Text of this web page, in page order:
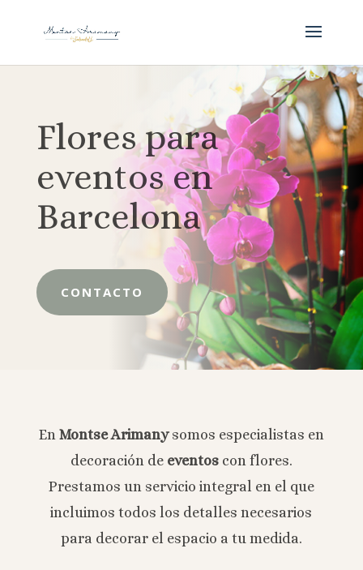
Flores para
eventos en
Barcelona
CONTACTO
En Montse Arimany somos especialistas en
decoración de eventos con flores.
Prestamos un servicio integral en el que
incluimos todos los detalles necesarios
para decorar el espacio a tu medida.